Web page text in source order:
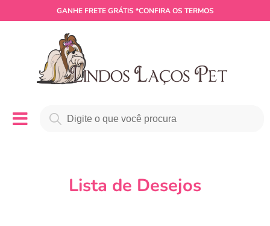
GANHE FRETE GRÁTIS *CONFIRA OS TERMOS
Lista de Desejos